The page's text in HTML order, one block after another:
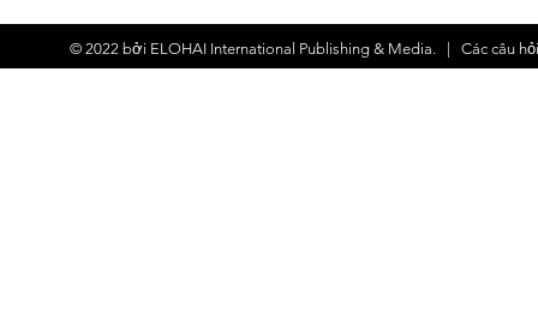
© 2022 bởi ELOHAI International Publishing & Media. | Các câu